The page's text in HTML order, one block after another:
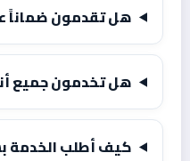
هل تقدمون ضماناً
هل تخدمون جميع
كيف أطلب الخدمة